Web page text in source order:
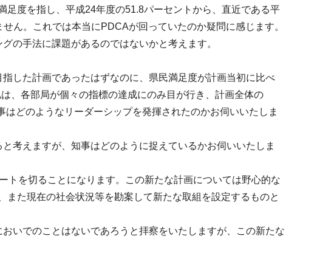
度を指し、平成24年度の51.8パーセントから、直近である平
ん。これでは本当にPDCAが回っていたのか疑問に感じます。
の手法に課題があるのではないかと考えます。
した計画であったはずなのに、県民満足度が計画当初に比べ
、各部局が個々の指標の達成にのみ目が行き、計画全体の
どのようなリーダーシップを発揮されたのかお伺いいたしま
考えますが、知事はどのように捉えているかお伺いいたしま
を切ることになります。この新たな計画については野心的な
た現在の社会状況等を勘案して新たな取組を設定するものと
いでのことはないであろうと拝察をいたしますが、この新たな